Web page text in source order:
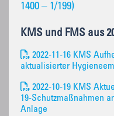
1400 – 1/199)
KMS und FMS aus
2022-11-16 KMS
aktualisierter
2022-10-19 KMS
19-Schutzmaßnahmen
Anlage